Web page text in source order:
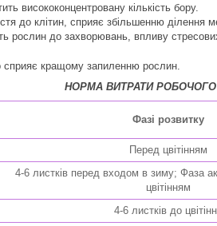
висококонцентровану кількість бору.
до клітин, сприяє збільшенню ділення
рослин до захворювань, впливу
кращому запиленню рослин.
НОРМА ВИТРАТИ РОБОЧОГО
Фазі розвитку
Перед цвітінням
4-6 листків перед входом в зиму; Фаза
цвітінням
4-6 листків до